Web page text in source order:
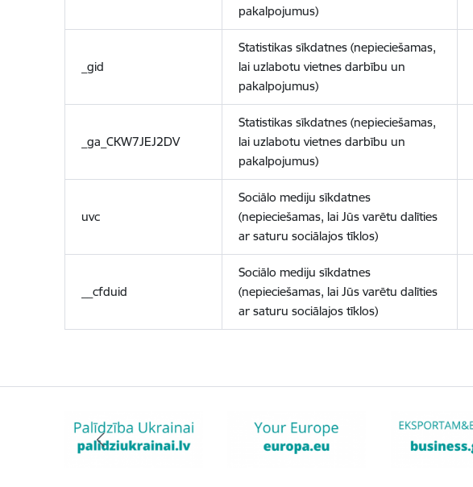
pakalpojumus)
_gid
Statistikas sīkdatnes (nepieciešamas,
lai uzlabotu vietnes darbību un
pakalpojumus)
_ga_CKW7JEJ2DV
Statistikas sīkdatnes (nepieciešamas,
lai uzlabotu vietnes darbību un
pakalpojumus)
uvc
Sociālo mediju sīkdatnes
(nepieciešamas, lai Jūs varētu dalīties
ar saturu sociālajos tīklos)
__cfduid
Sociālo mediju sīkdatnes
(nepieciešamas, lai Jūs varētu dalīties
ar saturu sociālajos tīklos)